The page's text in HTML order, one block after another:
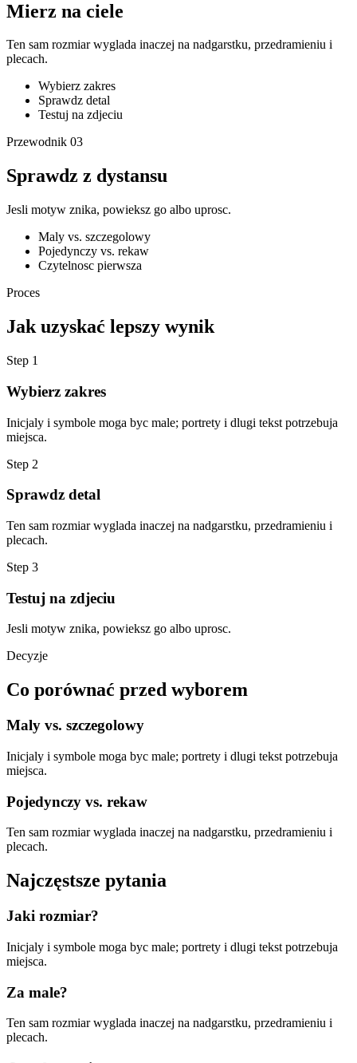
Mierz na ciele
Ten sam rozmiar wyglada inaczej na nadgarstku, przedramieniu i
plecach.
Wybierz zakres
Sprawdz detal
Testuj na zdjeciu
Przewodnik 03
Sprawdz z dystansu
Jesli motyw znika, powieksz go albo uprosc.
Maly vs. szczegolowy
Pojedynczy vs. rekaw
Czytelnosc pierwsza
Proces
Jak uzyskać lepszy wynik
Step 1
Wybierz zakres
Inicjaly i symbole moga byc male; portrety i dlugi tekst potrzebuja
miejsca.
Step 2
Sprawdz detal
Ten sam rozmiar wyglada inaczej na nadgarstku, przedramieniu i
plecach.
Step 3
Testuj na zdjeciu
Jesli motyw znika, powieksz go albo uprosc.
Decyzje
Co porównać przed wyborem
Maly vs. szczegolowy
Inicjaly i symbole moga byc male; portrety i dlugi tekst potrzebuja
miejsca.
Pojedynczy vs. rekaw
Ten sam rozmiar wyglada inaczej na nadgarstku, przedramieniu i
plecach.
Najczęstsze pytania
Jaki rozmiar?
Inicjaly i symbole moga byc male; portrety i dlugi tekst potrzebuja
miejsca.
Za male?
Ten sam rozmiar wyglada inaczej na nadgarstku, przedramieniu i
plecach.